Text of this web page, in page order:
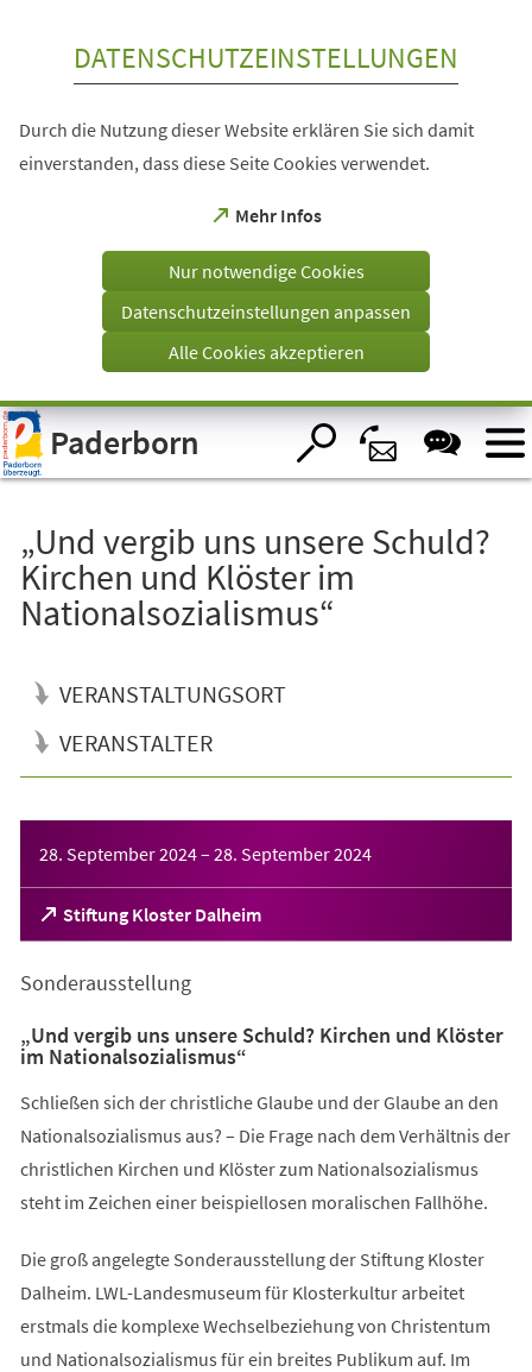
Visuelle
Assistenzsoftware
öffnen.
DATENSCHUTZEINSTELLUNGEN
Durch die Nutzung dieser Website erklären Sie sich damit
einverstanden, dass diese Seite Cookies verwendet.
Mehr Infos
(Öffnet
einem
Tab)
Nur notwendige Cookies
Datenschutzeinstellungen anpassen
Alle Cookies akzeptieren
Paderborn
„Und vergib uns unsere Schuld?
Kirchen und Klöster im
Nationalsozialismus“
VERANSTALTUNGSORT
VERANSTALTER
28. September 2024– 28. September 2024
Stiftung Kloster Dalheim
(Öffnet
in
neuen
Sonderausstellung
„Und vergib uns unsere Schuld? Kirchen und Klöster
im Nationalsozialismus“
Schließen sich der christliche Glaube und der Glaube an den
Nationalsozialismus aus? – Die Frage nach dem Verhältnis der
christlichen Kirchen und Klöster zum Nationalsozialismus
steht im Zeichen einer beispiellosen moralischen Fallhöhe.
Die groß angelegte Sonderausstellung der Stiftung Kloster
Dalheim. LWL-Landesmuseum für Klosterkultur arbeitet
erstmals die komplexe Wechselbeziehung von Christentum
und Nationalsozialismus für ein breites Publikum auf. Im